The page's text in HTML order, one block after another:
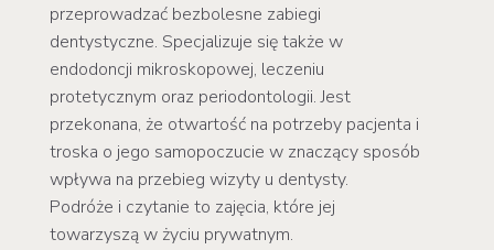
przeprowadzać bezbolesne zabiegi
dentystyczne. Specjalizuje się także w
endodoncji mikroskopowej, leczeniu
protetycznym oraz periodontologii.Jest
przekonana, że otwartość na potrzeby pacjenta i
troska o jego samopoczucie w znaczący sposób
wpływa na przebieg wizyty u dentysty.
Podróże i czytanie to zajęcia, które jej
towarzyszą w życiu prywatnym.